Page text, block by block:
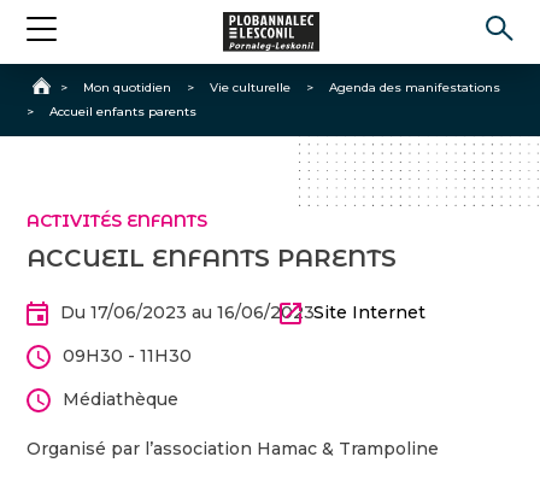
Accueil
> Mon quotidien > Vie culturelle >
Agenda des manifestations
>
Accueil enfants parents
ACTIVITÉS ENFANTS
ACCUEIL ENFANTS PARENTS
Du 17/06/2023 au 16/06/2023
09H30 - 11H30
Médiathèque
Site Internet
Organisé par l’association Hamac & Trampoline